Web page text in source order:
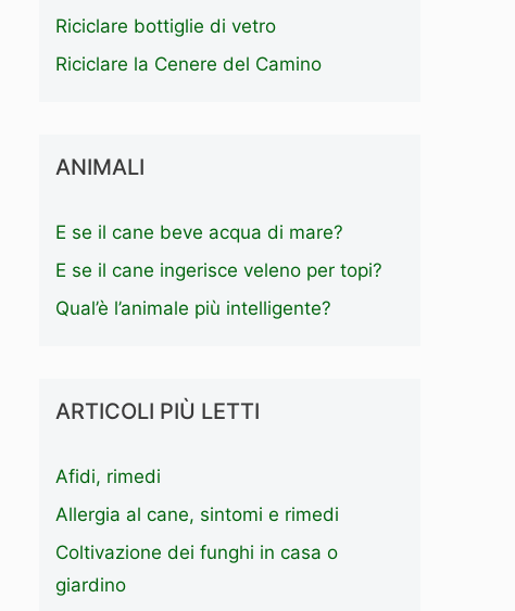
Riciclare bottiglie di vetro
Riciclare la Cenere del Camino
ANIMALI
E se il cane beve acqua di mare?
E se il cane ingerisce veleno per topi?
Qual’è l’animale più intelligente?
ARTICOLI PIÙ LETTI
Afidi, rimedi
Allergia al cane, sintomi e rimedi
Coltivazione dei funghi in casa o
giardino